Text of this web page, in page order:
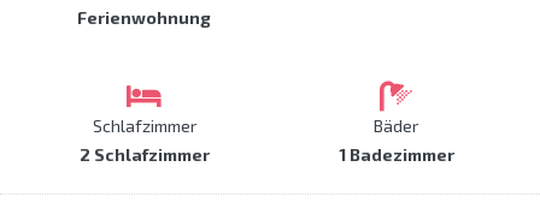
Ferienwohnung
Schlafzimmer
2 Schlafzimmer
Bäder
1 Badezimmer